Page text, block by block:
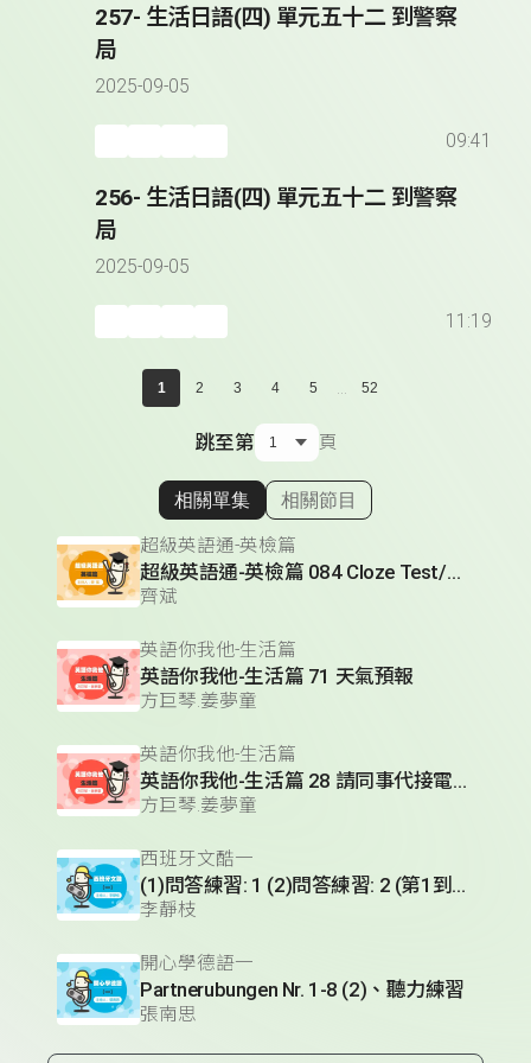
257- 生活日語(四) 單元五十二 到警察
局
2025-09-05
09:41
256- 生活日語(四) 單元五十二 到警察
局
2025-09-05
11:19
1 2 3 4 5 ... 52
跳至第 頁
顯示相關單集
相關單集 相關節目
超級英語通-英檢篇
超級英語通-英檢篇 084 Cloze Test/段落填空-14
齊斌
英語你我他-生活篇
英語你我他-生活篇 71 天氣預報
方巨琴.姜夢童
英語你我他-生活篇
英語你我他-生活篇 28 請同事代接電話(1)
方巨琴.姜夢童
西班牙文酷一
(1)問答練習: 1 (2)問答練習: 2 (第1到3題) (3)實用短句單元 (Hablando en plata)- 火車篇 (II)
李靜枝
開心學德語一
Partnerubungen Nr. 1-8 (2)、聽力練習
張南思